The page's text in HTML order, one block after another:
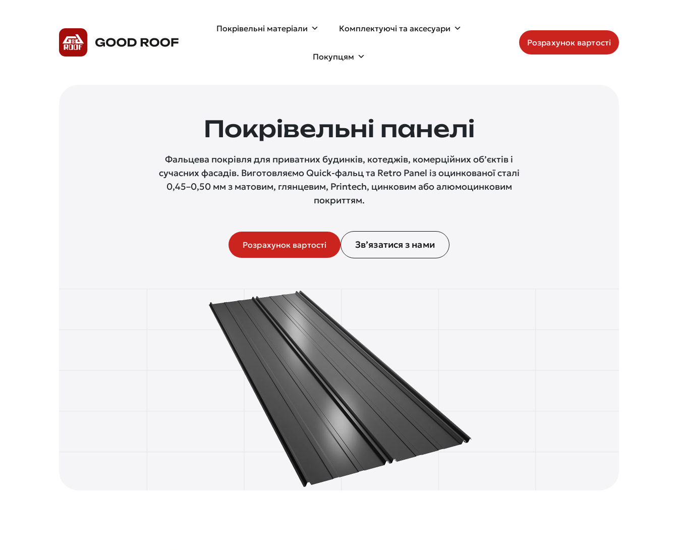
Покрівельні матеріали Комплектуючі та аксесуари
Покупцям
Розрахунок вартості
Покрівельні панелі
Фальцева покрівля для приватних будинків, котеджів, комерційних об’єктів і
сучасних фасадів. Виготовляємо Quick-фальц та Retro Panel із оцинкованої сталі
0,45–0,50 мм з матовим, глянцевим, Printech, цинковим або алюмоцинковим
покриттям.
Розрахунок вартості Зв’язатися з нами